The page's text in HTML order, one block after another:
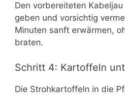
Den vorbereiteten
geben und vorsichtig
Minuten sanft erwärmen,
braten.
Schritt 4: Kartoffeln
Die Stroh­kartoffeln in die